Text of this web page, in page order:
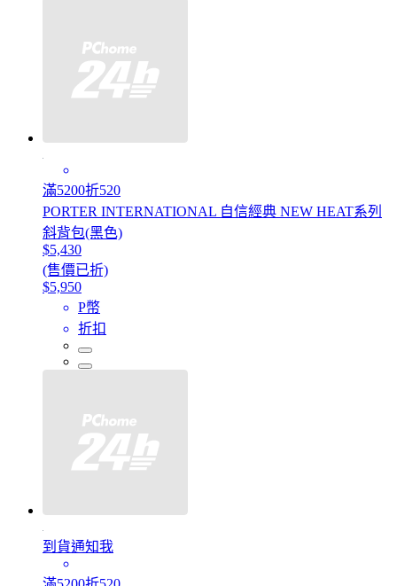
滿5200折520
PORTER INTERNATIONAL 自信經典 NEW HEAT系列
斜背包(黑色)
$5,430
(售價已折)
$5,950
P幣
折扣
到貨通知我